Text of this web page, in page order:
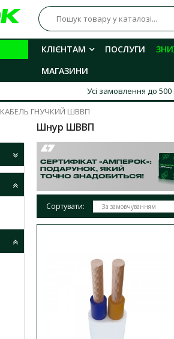
КЛІЄНТАМ ПОСЛУГИ
МАГАЗИНИ
Усі замовлення до
КАБЕЛЬ ГНУЧКИЙ ШВВП
Шнур ШВВП
Сортувати: